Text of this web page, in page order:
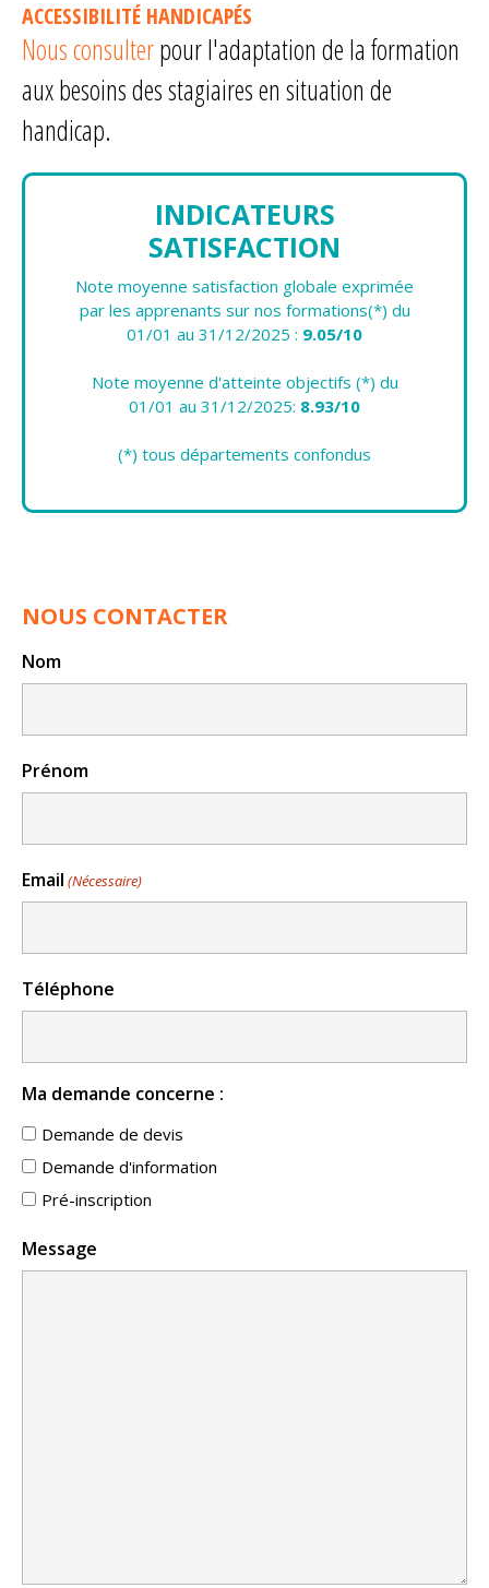
ACCESSIBILITÉ HANDICAPÉS
Nous consulterpour l'adaptation de la formation
aux besoins des stagiaires en situation de
handicap.
INDICATEURS
SATISFACTION
Note moyenne satisfaction globale exprimée
par les apprenants sur nos formations(*) du
01/01 au 31/12/2025 : 9.05/10
Note moyenne d'atteinte objectifs (*) du
01/01 au 31/12/2025: 8.93/10
(*) tous départements confondus
NOUS CONTACTER
Nom
Prénom
Email (Nécessaire)
Téléphone
Ma demande concerne :
Demande de devis
Demande d'information
Pré-inscription
Message